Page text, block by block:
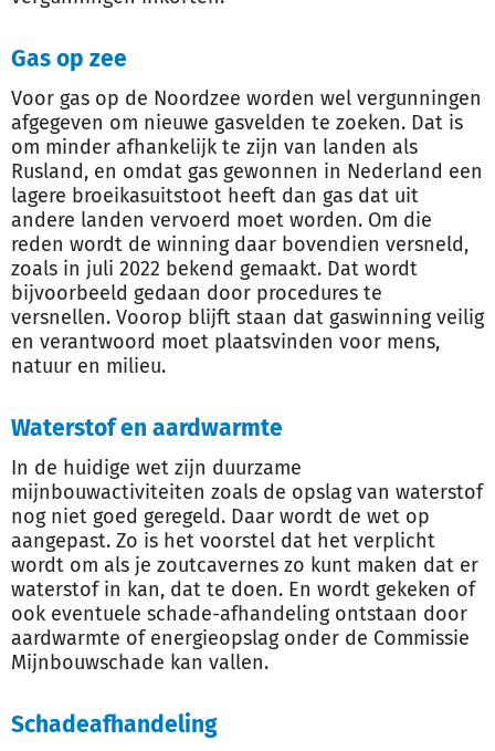
Gas op zee
Voor gas op de Noordzee worden wel vergunningen
afgegeven om nieuwe gasvelden te zoeken. Dat is
om minder afhankelijk te zijn van landen als
Rusland, en omdat gas gewonnen in Nederland een
lagere broeikasuitstoot heeft dan gas dat uit
andere landen vervoerd moet worden. Om die
reden wordt de winning daar bovendien versneld,
zoals in juli 2022 bekend gemaakt. Dat wordt
bijvoorbeeld gedaan door procedures te
versnellen. Voorop blijft staan dat gaswinning veilig
en verantwoord moet plaatsvinden voor mens,
natuur en milieu.
Waterstof en aardwarmte
In de huidige wet zijn duurzame
mijnbouwactiviteiten zoals de opslag van waterstof
nog niet goed geregeld. Daar wordt de wet op
aangepast. Zo is het voorstel dat het verplicht
wordt om als je zoutcavernes zo kunt maken dat er
waterstof in kan, dat te doen. En wordt gekeken of
ook eventuele schade-afhandeling ontstaan door
aardwarmte of energieopslag onder de Commissie
Mijnbouwschade kan vallen.
Schadeafhandeling